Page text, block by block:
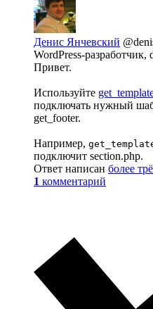
Денис Янчевский
WordPress-разработчик,
Привет.
Используйте
подключать нужный
get_footer.
Например,
подключит section.php.
Ответ написан более
1 комментарий